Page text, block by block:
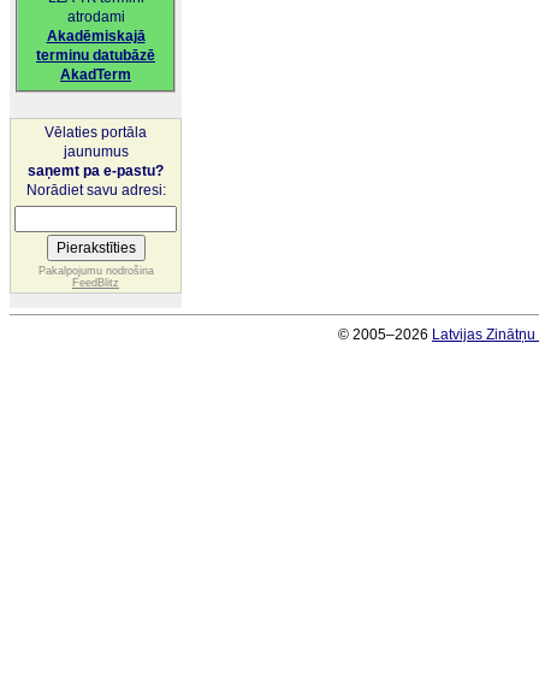
atrodami
Akadēmiskajā
terminu datubāzē
AkadTerm
Vēlaties portāla
jaunumus
saņemt pa e-pastu?
Norādiet savu adresi:
Pakalpojumu nodrošina
FeedBlitz
© 2005–2026 Latvijas